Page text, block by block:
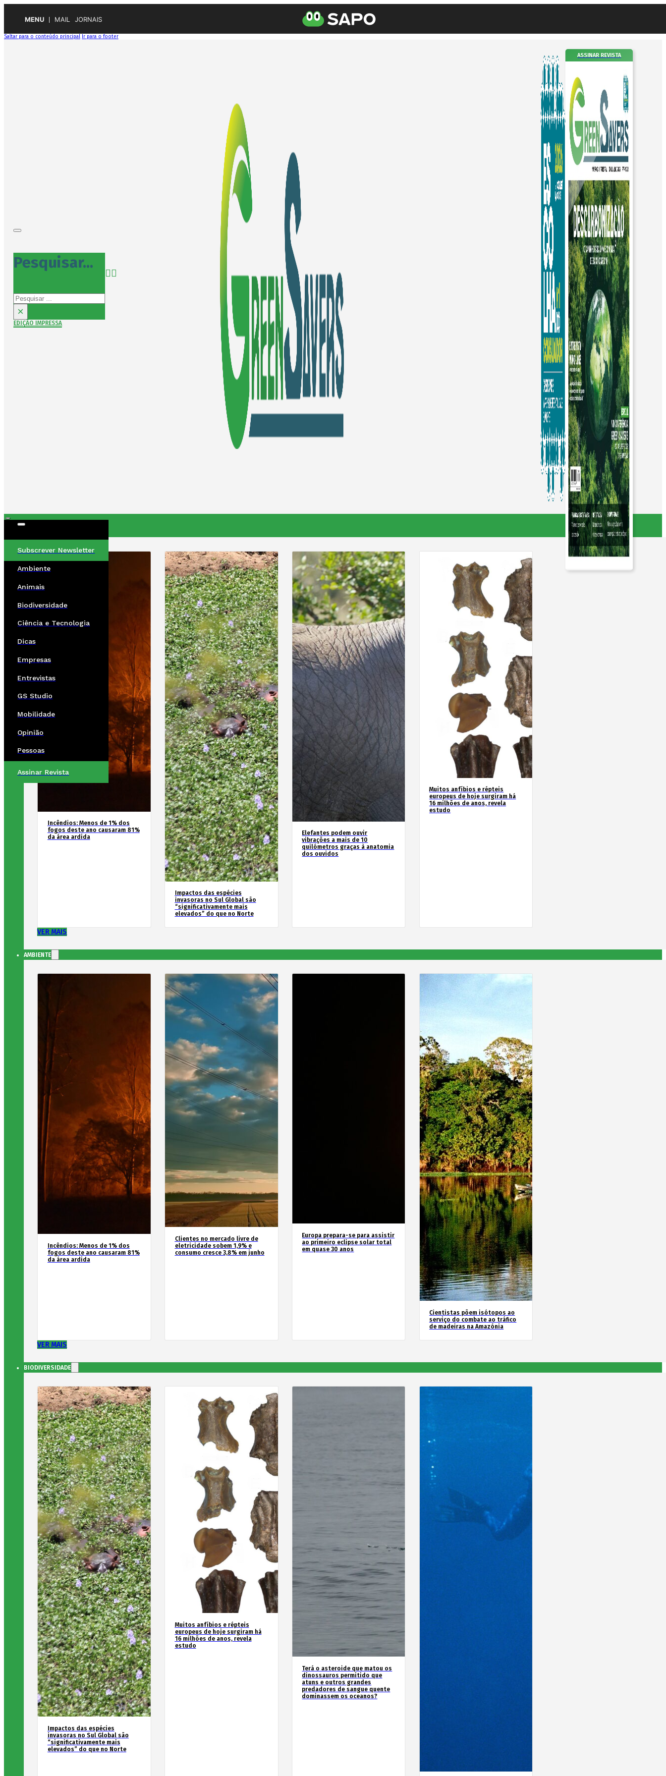
MENU MAIL JORNAIS
Saltar para o conteúdo principal Ir para o footer
Pesquisar...
Pesquisar
×
EDIÇÃO IMPRESSA
ASSINAR REVISTA
Subscrever Newsletter
Ambiente
Animais
Biodiversidade
Ciência e Tecnologia
Dicas
Empresas
Entrevistas
GS Studio
Mobilidade
Opinião
Pessoas
Assinar Revista
Incêndios: Menos de 1% dos
fogos deste ano causaram 81%
da área ardida
Impactos das espécies
invasoras no Sul Global são
“significativamente mais
elevados” do que no Norte
Elefantes podem ouvir
vibrações a mais de 10
quilómetros graças à anatomia
dos ouvidos
Muitos anfíbios e répteis
europeus de hoje surgiram há
16 milhões de anos, revela
estudo
VER MAIS
AMBIENTE
Incêndios: Menos de 1% dos
fogos deste ano causaram 81%
da área ardida
Clientes no mercado livre de
eletricidade sobem 1,9% e
consumo cresce 3,8% em junho
Europa prepara-se para assistir
ao primeiro eclipse solar total
em quase 30 anos
Cientistas põem isótopos ao
serviço do combate ao tráfico
de madeiras na Amazónia
VER MAIS
BIODIVERSIDADE
Impactos das espécies
invasoras no Sul Global são
“significativamente mais
elevados” do que no Norte
Muitos anfíbios e répteis
europeus de hoje surgiram há
16 milhões de anos, revela
estudo
Terá o asteroide que matou os
dinossauros permitido que
atuns e outros grandes
predadores de sangue quente
dominassem os oceanos?